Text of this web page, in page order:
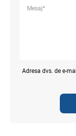
Adresa dvs. de e-